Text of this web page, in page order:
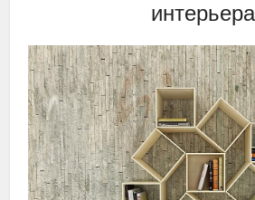
интерьера